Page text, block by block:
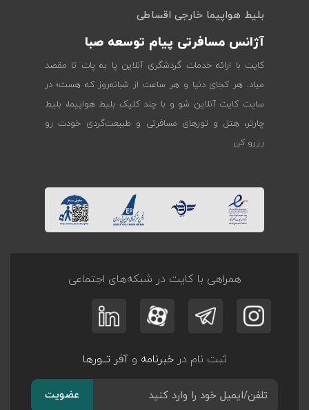
بلیط هواپیما خارجی اقساطی
آژانس مسافرتی پیام توسعه صبا
کایت با ارائه خدمات گردشگری آنلاین پا به پات تا مقصد
میاد. هر کجای دنیا و هر ساعت از شبانه‌روز که هست؛ در
سایت کایت آنلاین شو و با چند کلیک بلیط هواپیما، بلیط
چارتر، هتل و تورهای مسافرتی و طبیعت‌گردی خودت رو
رزرو کن.
همراهی با کایت در شبکه‌های اجتماعی
ثبت نام درخبرنامه وآفر تــورها
عضویت